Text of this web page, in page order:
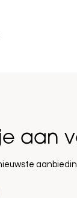
aan